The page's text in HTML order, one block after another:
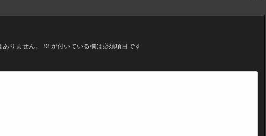
りません。 ※ が付いている欄は必須項目です